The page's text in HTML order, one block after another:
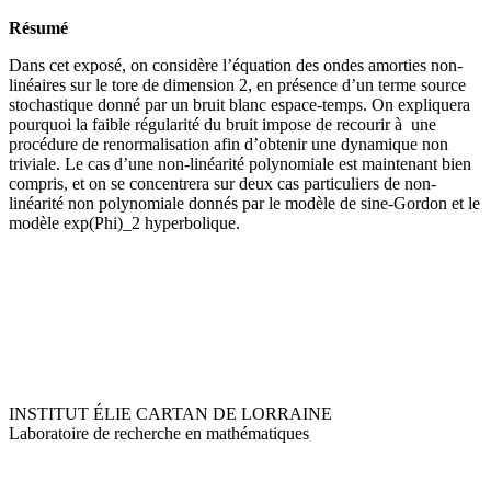
Résumé
Dans cet exposé, on considère l’équation des ondes amorties non-
linéaires sur le tore de dimension 2, en présence d’un terme source
stochastique donné par un bruit blanc espace-temps. On expliquera
pourquoi la faible régularité du bruit impose de recourir à une
procédure de renormalisation afin d’obtenir une dynamique non
triviale. Le cas d’une non-linéarité polynomiale est maintenant bien
compris, et on se concentrera sur deux cas particuliers de non-
linéarité non polynomiale donnés par le modèle de sine-Gordon et le
modèle exp(Phi)_2 hyperbolique.
INSTITUT ÉLIE CARTAN DE LORRAINE
Laboratoire de recherche en mathématiques